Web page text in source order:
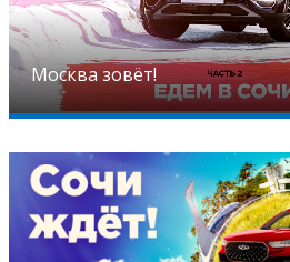
Москва зовёт!